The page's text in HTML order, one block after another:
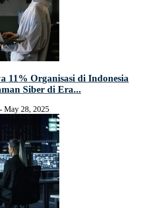
11% Organisasi di Indonesia
Siber di Era...
- May 28, 2025